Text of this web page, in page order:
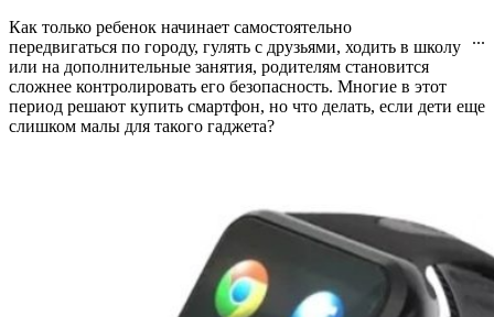
...
Как только ребенок начинает самостоятельно
передвигаться по городу, гулять с друзьями, ходить в школу
или на дополнительные занятия, родителям становится
сложнее контролировать его безопасность. Многие в этот
период решают купить смартфон, но что делать, если дети еще
слишком малы для такого гаджета?